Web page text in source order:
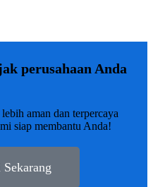
perusahaan Anda
aman dan terpercaya
siap membantu Anda!